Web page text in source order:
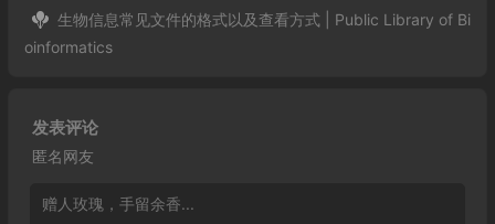
生物信息常见文件的格式以及查看方式 | Public Library of Bi
oinformatics
发表评论
匿名网友